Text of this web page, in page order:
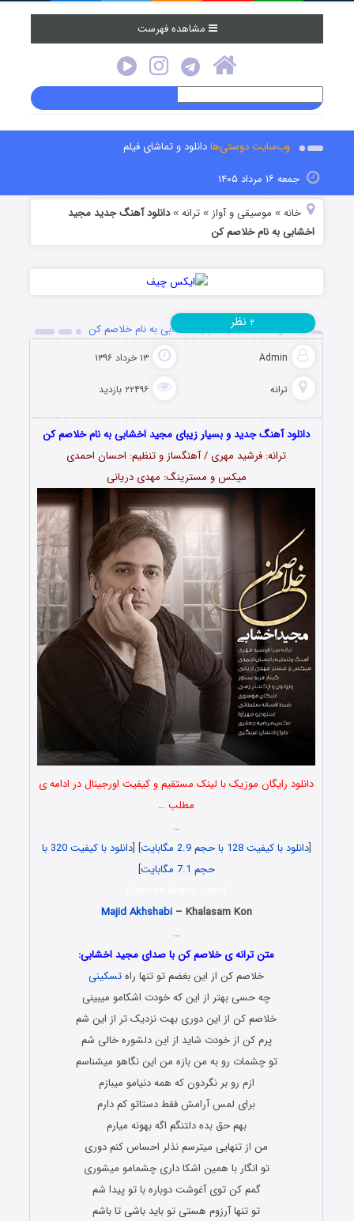
مشاهده فهرست
وب‌سایت دوستی‌هادانلود و تماشای فیلم
جمعه ۱۶ مرداد ۱۴۰۵
خانه » موسیقی و آواز »ترانه »دانلود آهنگ جدید مجید
اخشابی به نام خلاصم کن
دانلود آهنگ جدید مجید اخشابی به نام خلاصم کن
Admin ۱۳ خرداد ۱۳۹۶
ترانه ۲۲۴۹۶ بازدید
۲ نظر
دانلود آهنگ جدید و بسیار زیبای مجید اخشابی به نام خلاصم کن
ترانه: فرشید مهری / آهنگساز و تنظیم: احسان احمدی
میکس و مسترینگ: مهدی دریانی
دانلود رایگان موزیک با لینک مستقیم و کیفیت اورجینال در ادامه ی
مطلب …
…
[دانلود با کیفیت 128 با حجم 2.9 مگابایت ] [
دانلود با کیفیت 320 با
حجم 7.1 مگابایت
]
Majid Akhshabi– Khalasam Kon
…
متن ترانه ی خلاصم کن با صدای مجید اخشابی:
خلاصم کن از این بغضم تو تنها راهتسکینی
چه حسی بهتر از این که خودت اشکامو میبینی
خلاصم کن از این دوری بهت نزدیک تر از این شم
پرم کن از خودت شاید از این دلشوره خالی شم
تو چشمات رو به من بازه من این نگاهو میشناسم
ازم رو بر نگردون که همه دنیامو میبازم
برای لمس آرامش فقط دستاتو کم دارم
بهم حق بده دلتنگم اگه بهونه میارم
من از تنهایی میترسم نذلر احساس کنم دوری
تو انگار با همین اشکا داری چشمامو میشوری
گمم کن توی آغوشت دوباره با تو پیدا شم
تو تنها آرزوم هستی تو باید باشی تا باشم